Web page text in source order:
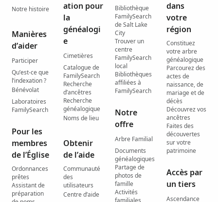
Notre histoire
Manières
d’aider
Participer
Qu’est-ce que
l’indexation ?
Bénévolat
Laboratoires
FamilySearch
Pour les
membres
de l’Église
Ordonnances
prêtes
Assistant de
préparation
ation pour
la
généalogi
e
Cimetières
Catalogue de
FamilySearch
Recherche
d’ancêtres
Recherche
généalogique
Noms de lieu
Obtenir
de l’aide
Communauté
des
utilisateurs
Centre d’aide
Bibliothèque
FamilySearch
de Salt Lake
City
Trouver un
centre
FamilySearch
local
Bibliothèques
affiliées à
FamilySearch
Notre
offre
Arbre Familial
Documents
généalogiques
Partage de
photos de
famille
Activités
familiales
dans
votre
région
Constituez
votre arbre
généalogique
Parcourez des
actes de
naissance, de
mariage et de
décès
Découvrez vos
ancêtres
Faites des
découvertes
sur votre
patrimoine
Accès par
un tiers
Ascendance